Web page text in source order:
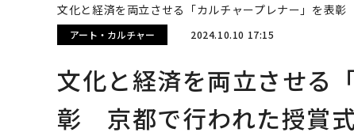
文化と経済を両立させる「カルチャープレナー」を表
アート・カルチャー 2024.10.10 17:15
文化と経済を両立させる
彰 京都で行われた授賞